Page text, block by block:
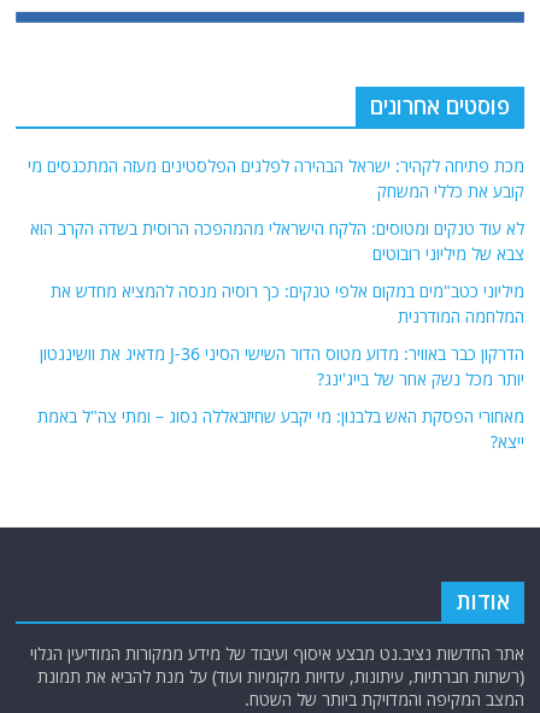
אחרונים
פתיחה לקהיר: ישראל הבהירה לפלגים הפלסטינים מעזה המתכנסים מי
את כללי המשחק
עוד טנקים ומטוסים: הלקח הישראלי מהמהפכה הרוסית בשדה הקרב הוא
של מיליוני רובוטים
כטב"מים במקום אלפי טנקים: כך רוסיה מנסה להמציא מחדש את
המודרנית
הדרקון כבר באוויר: מדוע מטוס הדור השישי הסיני J-36 מדאיג את וושינגטון
מכל נשק אחר של בייג'ינג?
הפסקת האש בלבנון: מי יקבע שחיזבאללה נסוג – ומתי צה"ל באמת
החדשות נציב.נט מבצע איסוף ועיבוד של מידע ממקורות המודיעין הגלוי
חברתיות, עיתונות, עדויות מקומיות ועוד) על מנת להביא את תמונת
המקיפה והמדויקת ביותר של השטח.